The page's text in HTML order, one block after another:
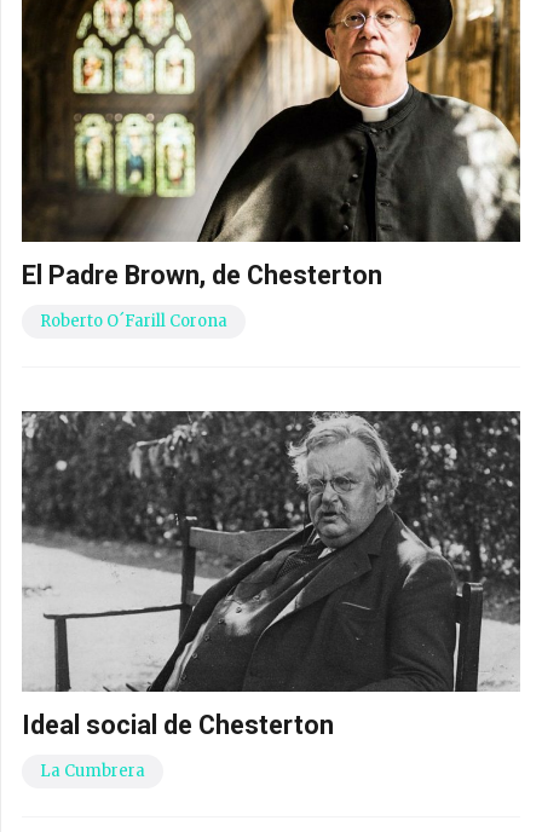
El Padre Brown, de Chesterton
Roberto O´Farill Corona
Ideal social de Chesterton
La Cumbrera